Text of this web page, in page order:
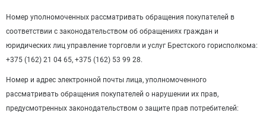
Номер уполномоченных рассматривать обращения покупателей в
соответствии с законодательством об обращениях граждан и
юридических лиц управление торговли и услуг Брестского горисполкома:
+375 (162) 21 04 65, +375 (162) 53 99 28.
Номер и адрес электронной почты лица, уполномоченного
рассматривать обращения покупателей о нарушении их прав,
предусмотренных законодательством о защите прав потребителей: